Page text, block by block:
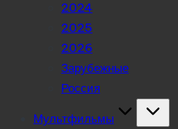
2024
2025
2026
Зарубежные
Россия
Мультфильмы